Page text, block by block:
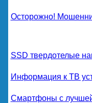
Осторожно!
SSD твердотелые
Информация к ТВ
Смартфоны с